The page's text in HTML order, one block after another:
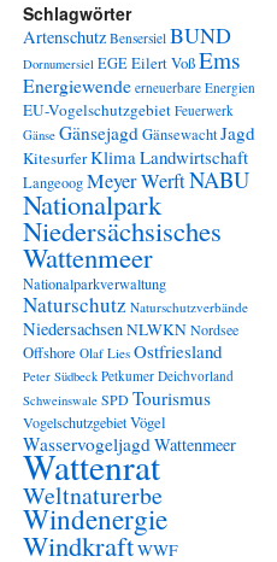
Schlagwörter
Artenschutz Bensersiel BUND
Dornumersiel EGEEilert VoßEms
Energiewende erneuerbare Energien
EU-Vogelschutzgebiet Feuerwerk
Gänse GänsejagdGänsewachtJagd
KitesurferKlimaLandwirtschaft
LangeoogMeyer WerftNABU
Nationalpark
Niedersächsisches
Wattenmeer
Nationalparkverwaltung
Naturschutz Naturschutzverbände
NiedersachsenNLWKNNordsee
Offshore Olaf Lies Ostfriesland
Peter Südbeck Petkumer Deichvorland
Schweinswale SPDTourismus
VogelschutzgebietVögel
WasservogeljagdWattenmeer
Wattenrat
Weltnaturerbe
Windenergie
WindkraftWWF